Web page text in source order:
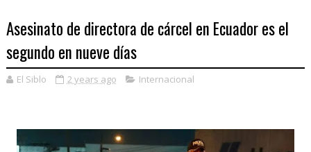
Asesinato de directora de cárcel en Ecuador es el
segundo en nueve días
El Siblo 2 years ago Internacional